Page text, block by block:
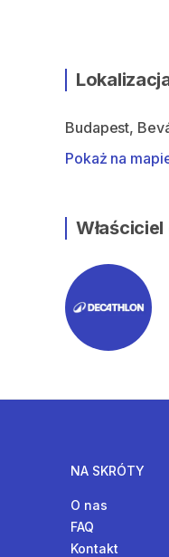
Budapest,
Pokaż na
NA SKRÓTY
O nas
FAQ
Kontakt